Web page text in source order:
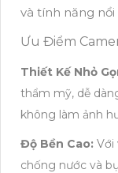
và tính năng nổi
Ưu Điểm
Thiết Kế Nhỏ
thẩm mỹ, dễ
không làm ảnh
Độ Bền Cao: Với
chống nước và